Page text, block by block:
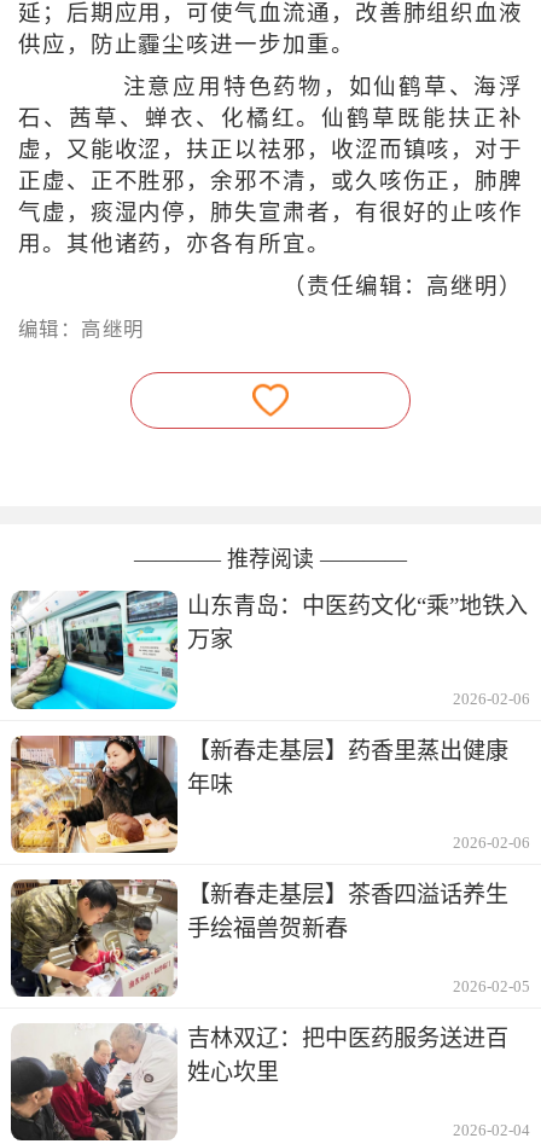
延；后期应用，可使气血流通，改善肺组织血液
供应，防止霾尘咳进一步加重。
注意应用特色药物，如仙鹤草、海浮
石、茜草、蝉衣、化橘红。仙鹤草既能扶正补
虚，又能收涩，扶正以祛邪，收涩而镇咳，对于
正虚、正不胜邪，余邪不清，或久咳伤正，肺脾
气虚，痰湿内停，肺失宣肃者，有很好的止咳作
用。其他诸药，亦各有所宜。
（责任编辑：高继明）
编辑：高继明
———— 推荐阅读 ————
山东青岛：中医药文化“乘”地铁入
万家
2026-02-06
【新春走基层】药香里蒸出健康
年味
2026-02-06
【新春走基层】茶香四溢话养生
手绘福兽贺新春
2026-02-05
吉林双辽：把中医药服务送进百
姓心坎里
2026-02-04